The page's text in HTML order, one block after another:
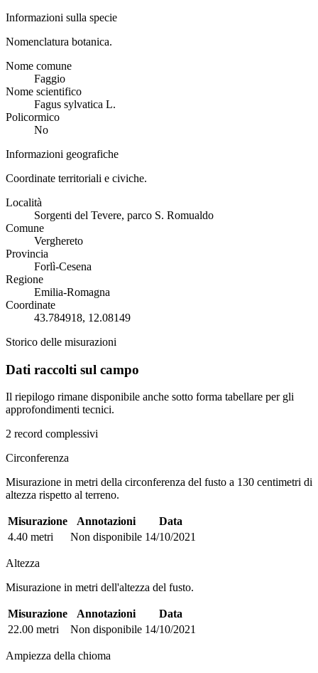
Informazioni sulla specie
Nomenclatura botanica.
Nome comune
Faggio
Nome scientifico
Fagus sylvatica L.
Policormico
No
Informazioni geografiche
Coordinate territoriali e civiche.
Località
Sorgenti del Tevere, parco S. Romualdo
Comune
Verghereto
Provincia
Forlì-Cesena
Regione
Emilia-Romagna
Coordinate
43.784918, 12.08149
Storico delle misurazioni
Dati raccolti sul campo
Il riepilogo rimane disponibile anche sotto forma tabellare per gli
approfondimenti tecnici.
2 record complessivi
Circonferenza
Misurazione in metri della circonferenza del fusto a 130 centimetri di
altezza rispetto al terreno.
Misurazione Annotazioni
Data
4.40 metri
Non disponibile 14/10/2021
Altezza
Misurazione in metri dell'altezza del fusto.
Misurazione Annotazioni
Data
22.00 metri
Non disponibile 14/10/2021
Ampiezza della chioma